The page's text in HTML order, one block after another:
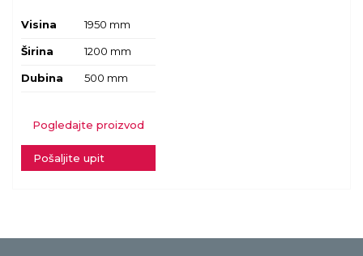
Visina 1950 mm
Širina 1200 mm
Dubina 500 mm
Pogledajte proizvod
Pošaljite upit